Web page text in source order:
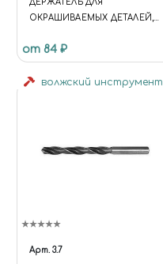
ДЕРЖАТЕЛЬ ДЛЯ
ОКРАШИВАЕМЫХ ДЕТАЛЕЙ,
от 84 ₽
волжский инструмент
Арт. 3.7